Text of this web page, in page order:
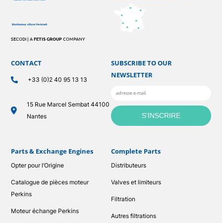
SECODI | AFETIS GROUPCOMPANY
Parts & Exchange Engines
Opter pour l’Origine
Catalogue de pièces moteur
Perkins
Moteur échange Perkins
CONTACT
+33 (0)2 40 95 13 13
15 Rue Marcel Sembat 44100
Nantes
Complete Parts
Distributeurs
Valves et limiteurs
Filtration
Autres filtrations
SUBSCRIBE TO OUR
NEWSLETTER